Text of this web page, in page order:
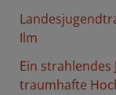
Ilm
Ein strahlendes
traumhafte